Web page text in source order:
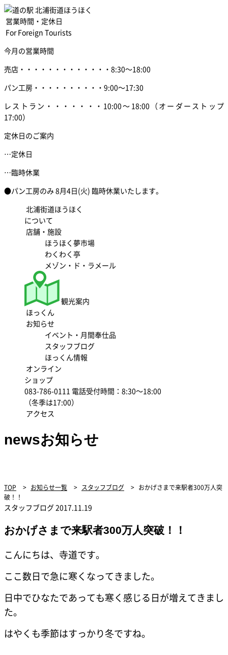
営業時間・定休日
For Foreign Tourists
今月の営業時間
売店 ・・・・・・・・・・・・・ 8:30～18:00
パン工房 ・・・・・・・・・・ 9:00～17:30
レストラン ・・・・・・・ 10:00～18:00 （オーダーストップ
17:00）
定休日のご案内
…定休日
…臨時休業
●パン工房のみ 8月4日(火) 臨時休業いたします。
北浦街道ほうほく
について
店舗・施設
ほうほく夢市場
わくわく亭
メゾン・ド・ラメール
観光案内
ほっくん
お知らせ
イベント・月間奉仕品
スタッフブログ
ほっくん情報
オンライン
ショップ
083-786-0111 電話受付時間：8:30～18:00
（冬季は17:00）
アクセス
newsお知らせ
TOP > お知らせ一覧 > スタッフブログ > おかげさまで来駅者300万人突
破！！
スタッフブログ2017.11.19
おかげさまで来駅者300万人突破！！
こんにちは、寺道です。
ここ数日で急に寒くなってきました。
日中でひなたであっても寒く感じる日が増えてきまし
た。
はやくも季節はすっかり冬ですね。